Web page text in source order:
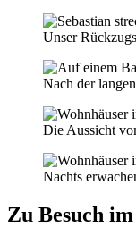
Unser
Nach der
Die Aussicht
Nachts
Zu Besuch